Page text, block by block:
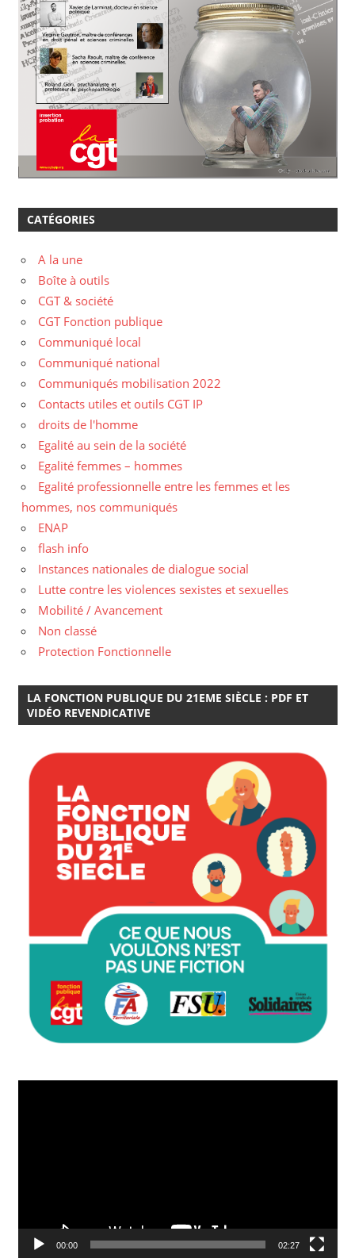
CATÉGORIES
A la une
Boîte à outils
CGT & société
CGT Fonction publique
Communiqué local
Communiqué national
Communiqués mobilisation 2022
Contacts utiles et outils CGT IP
droits de l'homme
Egalité au sein de la société
Egalité femmes – hommes
Egalité professionnelle entre les femmes et les
hommes, nos communiqués
ENAP
flash info
Instances nationales de dialogue social
Lutte contre les violences sexistes et sexuelles
Mobilité / Avancement
Non classé
Protection Fonctionnelle
LA FONCTION PUBLIQUE DU 21EME SIÈCLE : PDF ET
VIDÉO REVENDICATIVE
00:00 02:27